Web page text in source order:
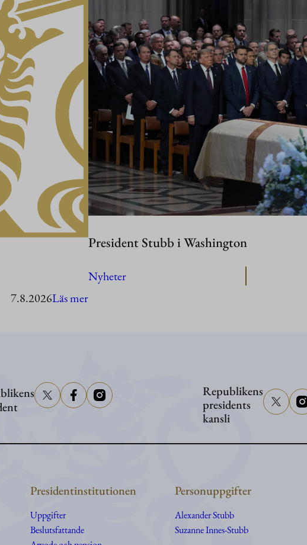
7.8.2026Läs mer:
President Stubb i Washington
Nyheter
Republikens
presidents
kansli
Presidentinstitutionen
Uppgifter
Beslutsfattande
Personuppgifter
Alexander Stubb
Suzanne Innes-Stubb